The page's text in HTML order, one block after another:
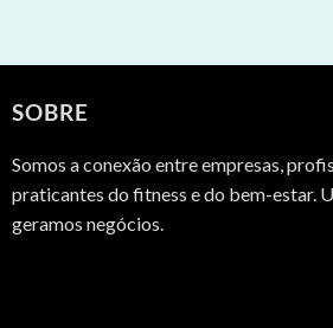
SOBRE
Somos a conexão entre empresas,
praticantes do fitness e do bem-estar.
geramos negócios.